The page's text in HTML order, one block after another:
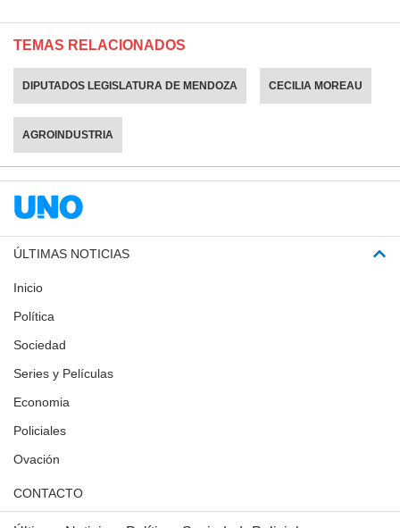
TEMAS RELACIONADOS
DIPUTADOS LEGISLATURA DE MENDOZA CECILIA MOREAU
AGROINDUSTRIA
ÚLTIMAS NOTICIAS
Inicio
Política
Sociedad
Series y Películas
Economia
Policiales
Ovación
CONTACTO